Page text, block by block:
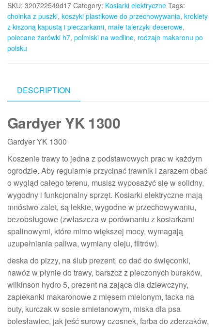
SKU: 320722549d17 Category: Kosiarki elektryczne Tags:
choinka z puszki, koszyki plastikowe do przechowywania, krokiety
z kiszoną kapustą i pieczarkami, małe talerzyki deserowe,
polecane żarówki h7, polmiski na wedline, rodzaje makaronu po
polsku
DESCRIPTION
Gardyer YK 1300
Gardyer YK 1300
Koszenie trawy to jedna z podstawowych prac w każdym
ogrodzie. Aby regularnie przycinać trawnik i zarazem dbać
o wygląd całego terenu, musisz wyposażyć się w solidny,
wygodny i funkcjonalny sprzęt. Kosiarki elektryczne mają
mnóstwo zalet, są lekkie, wygodne w przechowywaniu,
bezobsługowe (zwłaszcza w porównaniu z kosiarkami
spalinowymi, które mimo większej mocy, wymagają
uzupełniania paliwa, wymiany oleju, filtrów).
deska do pizzy, na ślub prezent, co dać do święconki,
nawóz w płynie do trawy, barszcz z pieczonych buraków,
wilkinson hydro 5, prezent na zająca dla dziewczyny,
zapiekanki makaronowe z mięsem mielonym, tacka na
buty, kurczak w sosie smietanowym, miska dla psa
bolesławiec, jak jeść surowy czosnek, farba do zderzaków,